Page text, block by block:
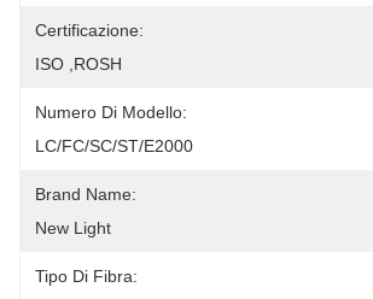
Certificazione:
ISO ,ROSH
Numero Di Modello:
LC/FC/SC/ST/E2000
Brand Name:
New Light
Tipo Di Fibra: